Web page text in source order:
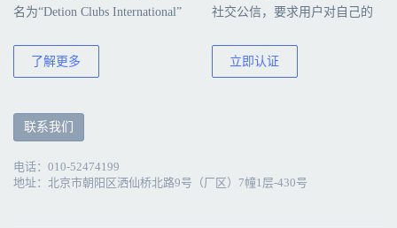
名为“Detion Clubs International”
技股份有限公司创建、运营和
管理。
了解更多
社交公信，要求用户对自己的
司认证信息。
立即认证
联系我们
电话：010-52474199
地址：北京市朝阳区洒仙桥北路9号（厂区）7幢1层-430号